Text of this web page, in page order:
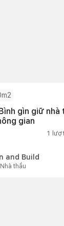
gìn giữ
gian
1
and Build
thầu